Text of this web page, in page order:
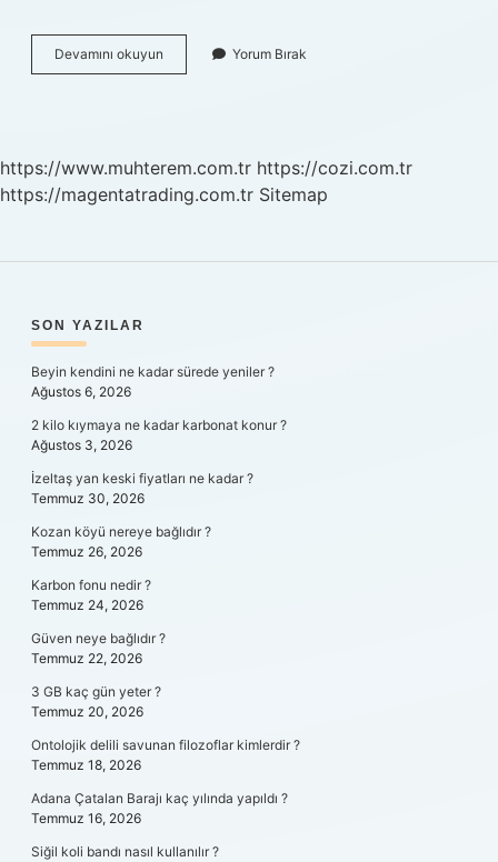
Devamını okuyun Almanyada
Maaştan
Yorum Bırak
https://www.muhterem.com.tr https://cozi.com.tr
https://magentatrading.com.tr Sitemap
SIDEBAR
SON YAZILAR
Beyin kendini ne kadar sürede yeniler ?
Ağustos 6, 2026
2 kilo kıymaya ne kadar karbonat konur ?
Ağustos 3, 2026
İzeltaş yan keski fiyatları ne kadar ?
Temmuz 30, 2026
Kozan köyü nereye bağlıdır ?
Temmuz 26, 2026
Karbon fonu nedir ?
Temmuz 24, 2026
Güven neye bağlıdır ?
Temmuz 22, 2026
3 GB kaç gün yeter ?
Temmuz 20, 2026
Ontolojik delili savunan filozoflar kimlerdir ?
Temmuz 18, 2026
Adana Çatalan Barajı kaç yılında yapıldı ?
Temmuz 16, 2026
Siğil koli bandı nasıl kullanılır ?